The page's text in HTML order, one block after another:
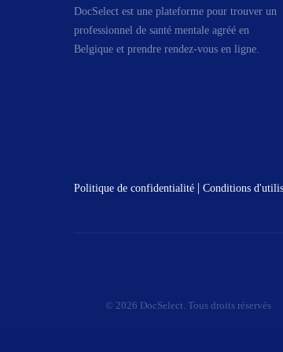
DocSelect est une plateforme pour trouver un
professionnel de santé mentale agréé en
Belgique et prendre rendez-vous en ligne.
Politique de confidentialité |Conditions
© 2026 DocSelect. Tous droits réservés